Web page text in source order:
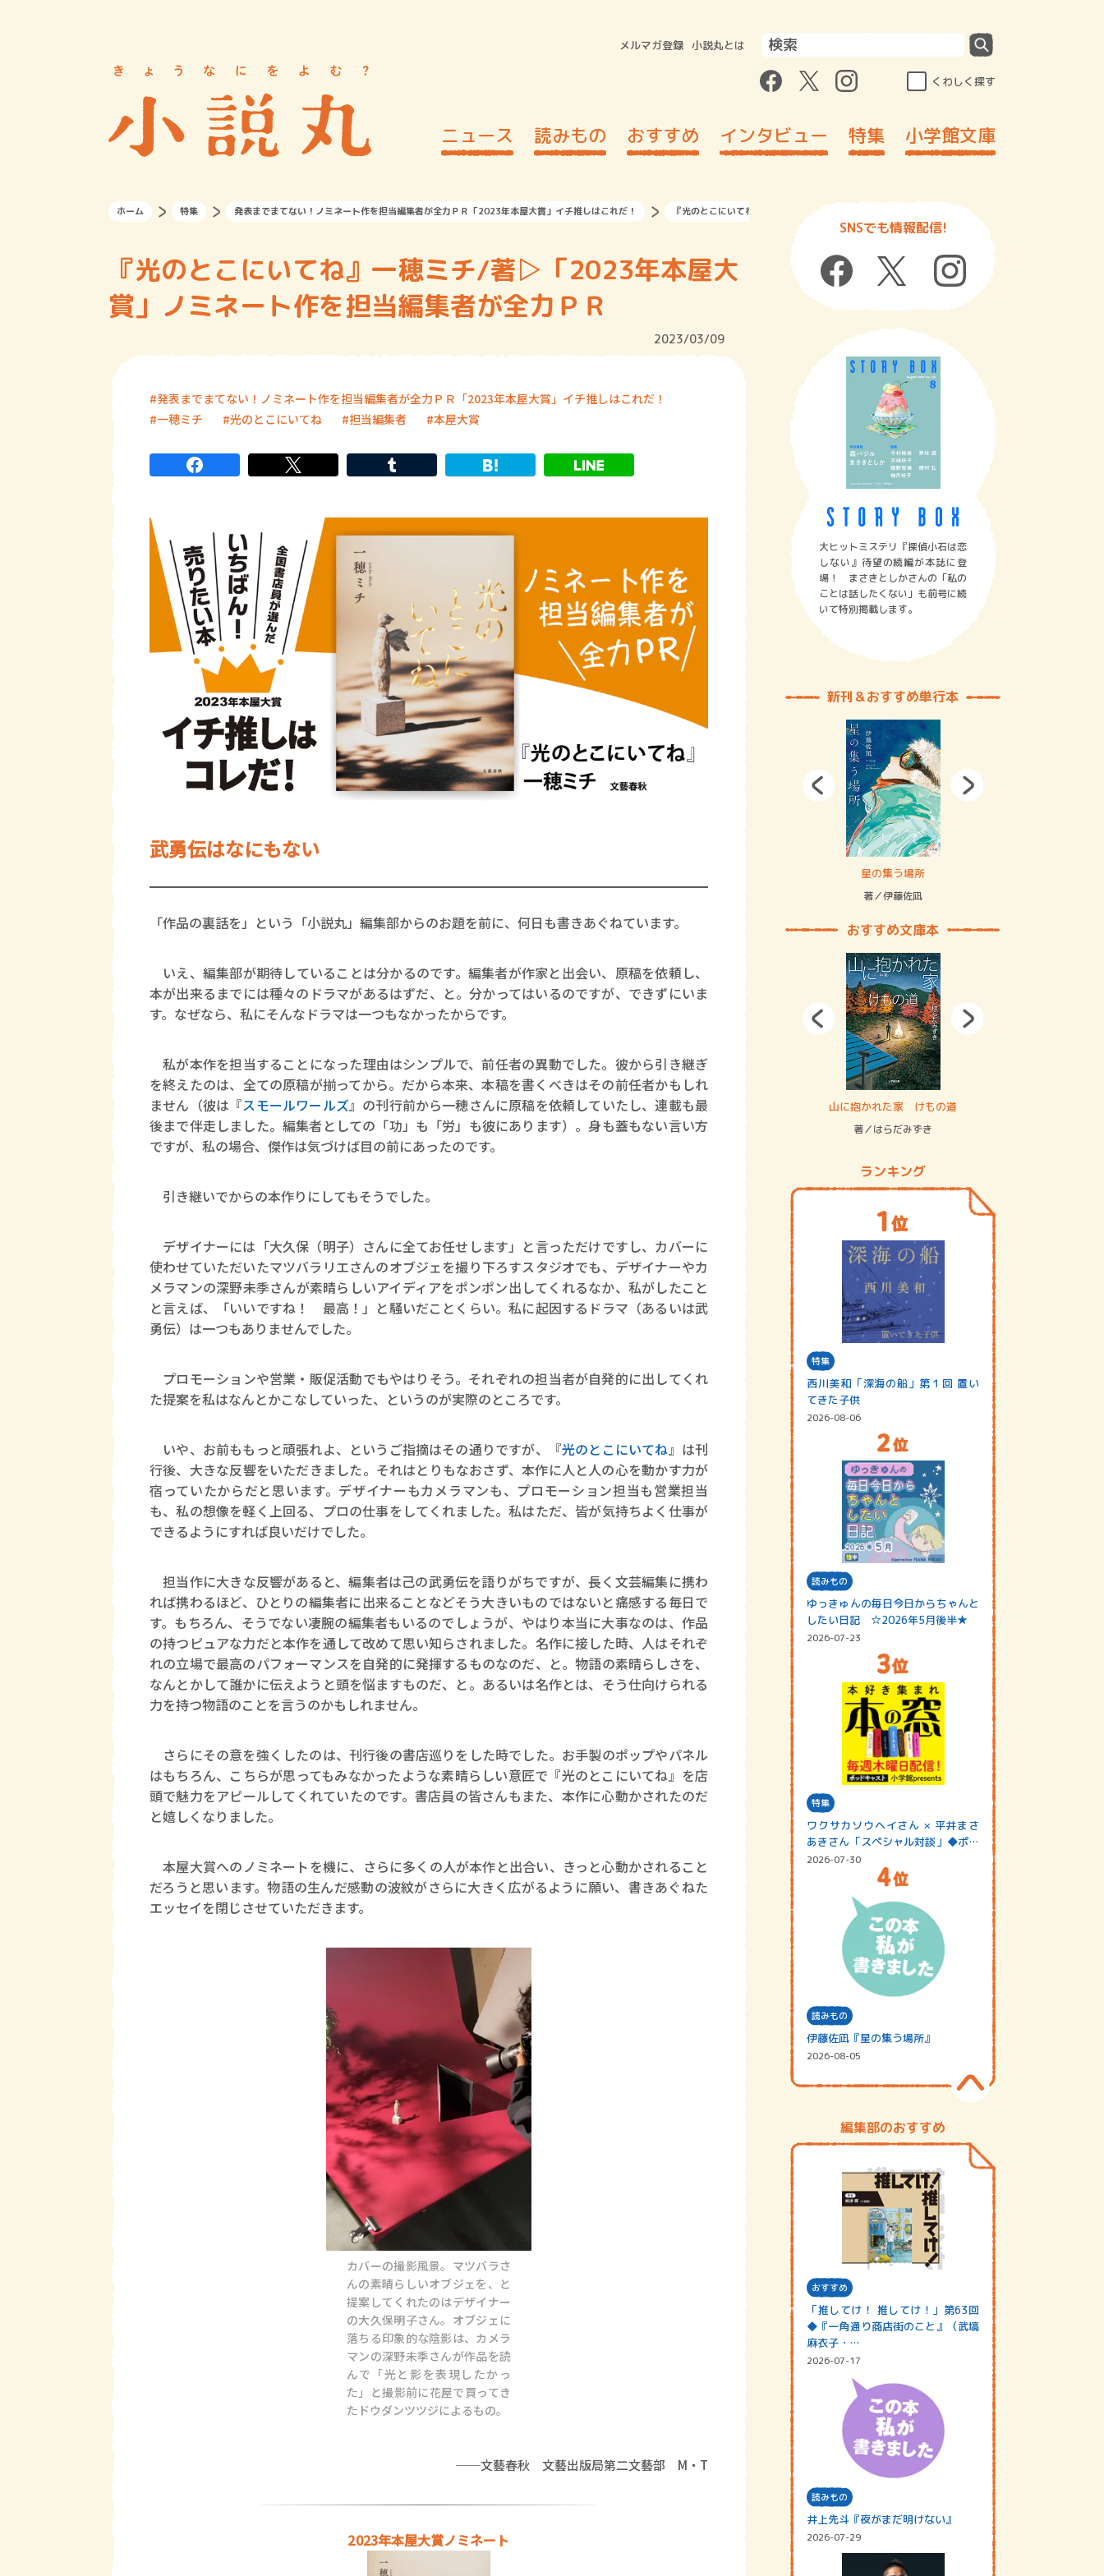
メルマガ登録 小説丸とは
くわしく探す
ニュース 読みもの おすすめ インタビュー 特集 小学館文庫
ホーム 特集 発表までまてない！ノミネート作を担当編集者が全力ＰＲ「2023年本屋大賞」イチ推しはこれだ！ 『光のとこにいてね』一穂ミチ/著▷「2023年本屋大賞」ノミネート作を担当編集者が全力ＰＲ
『光のとこにいてね』一穂ミチ/著▷「2023年本屋大
賞」ノミネート作を担当編集者が全力ＰＲ
2023/03/09
発表までまてない！ノミネート作を担当編集者が全力ＰＲ「2023年本屋大賞」イチ推しはこれだ！
一穂ミチ
光のとこにいてね 担当編集者 本屋大賞
武勇伝はなにもない
「作品の裏話を」という「小説丸」編集部からのお題を前に、何日も書きあぐねています。
いえ、編集部が期待していることは分かるのです。編集者が作家と出会い、原稿を依頼し、
本が出来るまでには種々のドラマがあるはずだ、と。分かってはいるのですが、できずにいま
す。なぜなら、私にそんなドラマは一つもなかったからです。
私が本作を担当することになった理由はシンプルで、前任者の異動でした。彼から引き継ぎ
を終えたのは、全ての原稿が揃ってから。だから本来、本稿を書くべきはその前任者かもしれ
ません（彼は『スモールワールズ』の刊行前から一穂さんに原稿を依頼していたし、連載も最
後まで伴走しました。編集者としての「功」も「労」も彼にあります）。身も蓋もない言い方
ですが、私の場合、傑作は気づけば目の前にあったのです。
引き継いでからの本作りにしてもそうでした。
デザイナーには「大久保（明子）さんに全てお任せします」と言っただけですし、カバーに
使わせていただいたマツバラリエさんのオブジェを撮り下ろすスタジオでも、デザイナーやカ
メラマンの深野未季さんが素晴らしいアイディアをポンポン出してくれるなか、私がしたこと
と言えば、「いいですね！ 最高！」と騒いだことくらい。私に起因するドラマ（あるいは武
勇伝）は一つもありませんでした。
プロモーションや営業・販促活動でもやはりそう。それぞれの担当者が自発的に出してくれ
た提案を私はなんとかこなしていった、というのが実際のところです。
いや、お前ももっと頑張れよ、というご指摘はその通りですが、『光のとこにいてね』は刊
行後、大きな反響をいただきました。それはとりもなおさず、本作に人と人の心を動かす力が
宿っていたからだと思います。デザイナーもカメラマンも、プロモーション担当も営業担当
も、私の想像を軽く上回る、プロの仕事をしてくれました。私はただ、皆が気持ちよく仕事が
できるようにすれば良いだけでした。
担当作に大きな反響があると、編集者は己の武勇伝を語りがちですが、長く文芸編集に携わ
れば携わるほど、ひとりの編集者に出来ることなどそう大きいものではないと痛感する毎日で
す。もちろん、そうでない凄腕の編集者もいるのでしょうが、やはり本当に大事なのは、作品
の持つピュアな力だと本作を通して改めて思い知らされました。名作に接した時、人はそれぞ
れの立場で最高のパフォーマンスを自発的に発揮するものなのだ、と。物語の素晴らしさを、
なんとかして誰かに伝えようと頭を悩ますものだ、と。あるいは名作とは、そう仕向けられる
力を持つ物語のことを言うのかもしれません。
さらにその意を強くしたのは、刊行後の書店巡りをした時でした。お手製のポップやパネル
はもちろん、こちらが思ってもみなかったような素晴らしい意匠で『光のとこにいてね』を店
頭で魅力をアピールしてくれていたのです。書店員の皆さんもまた、本作に心動かされたのだ
と嬉しくなりました。
本屋大賞へのノミネートを機に、さらに多くの人が本作と出合い、きっと心動かされること
だろうと思います。物語の生んだ感動の波紋がさらに大きく広がるように願い、書きあぐねた
エッセイを閉じさせていただきます。
カバーの撮影風景。マツバラさ
んの素晴らしいオブジェを、と
提案してくれたのはデザイナー
の大久保明子さん。オブジェに
落ちる印象的な陰影は、カメラ
マンの深野未季さんが作品を読
んで「光と影を表現したかっ
た」と撮影前に花屋で買ってき
たドウダンツツジによるもの。
──文藝春秋 文藝出版局第二文藝部 M・T
2023年本屋大賞ノミネート
SNSでも情報配信!
大ヒットミステリ『探偵小石は恋
しない』待望の続編が本誌に登
場！ まさきとしかさんの「私の
ことは話したくない」も前号に続
いて特別掲載します。
新刊＆おすすめ単行本
賞金稼ぎスリーサム！ 二重拘束の… 星の集う場所
著／伊藤佐凪
おすすめ文庫本
ロボット・イン・ザ・システム
著／デボラ・イン…
山に抱かれた家 けもの道
著／はらだみずき
ランキング
特集
西川美和「深海の船」第１回 置い
てきた子供
2026-08-06
読みもの
ゆっきゅんの毎日今日からちゃんと
したい日記 ☆2026年5月後半★
2026-07-23
特集
ワクサカソウヘイさん × 平井まさ
あきさん「スペシャル対談」◆ポッ
ドキャスト…
2026-07-30
読みもの
伊藤佐凪『星の集う場所』
2026-08-05
編集部のおすすめ
おすすめ
「推してけ！ 推してけ！」第63回
◆『一角通り商店街のこと』（武塙
麻衣子・…
2026-07-17
読みもの
井上先斗『夜がまだ明けない』
2026-07-29